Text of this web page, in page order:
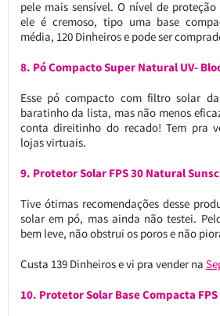
pele mais sensível. O nível de
ele é cremoso, tipo uma base
média, 120 Dinheiros e pode ser
8. Pó Compacto Super Natural UV-
Esse pó compacto com filtro solar
baratinho da lista, mas não menos
conta direitinho do recado! Tem pra
lojas virtuais.
9. Protetor Solar FPS 30 Natural
Tive ótimas recomendações desse
solar em pó, mas ainda não testei.
bem leve, não obstrui os poros e não
Custa 139 Dinheiros e vi pra vender na
10. Protetor Solar Base Compacta